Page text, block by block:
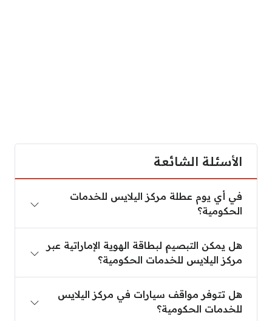
الأسئلة الشائعة
في أي يوم عطلة مركز اليلايس للخدمات
الحكومية؟
هل يمكن التبصيم لبطاقة الهوية الإماراتية عبر
مركز اليلايس للخدمات الحكومية؟
هل تتوفر مواقف سيارات في مركز اليلايس
للخدمات الحكومية؟